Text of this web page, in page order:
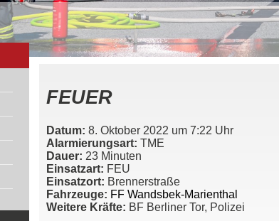
FEUER
Datum: 8. Oktober 2022 um 7:22 Uhr
Alarmierungsart: TME
Dauer: 23 Minuten
Einsatzart: FEU
Einsatzort: Brennerstraße
Fahrzeuge: FF Wandsbek-Marienthal
Weitere Kräfte: BF Berliner Tor, Polizei